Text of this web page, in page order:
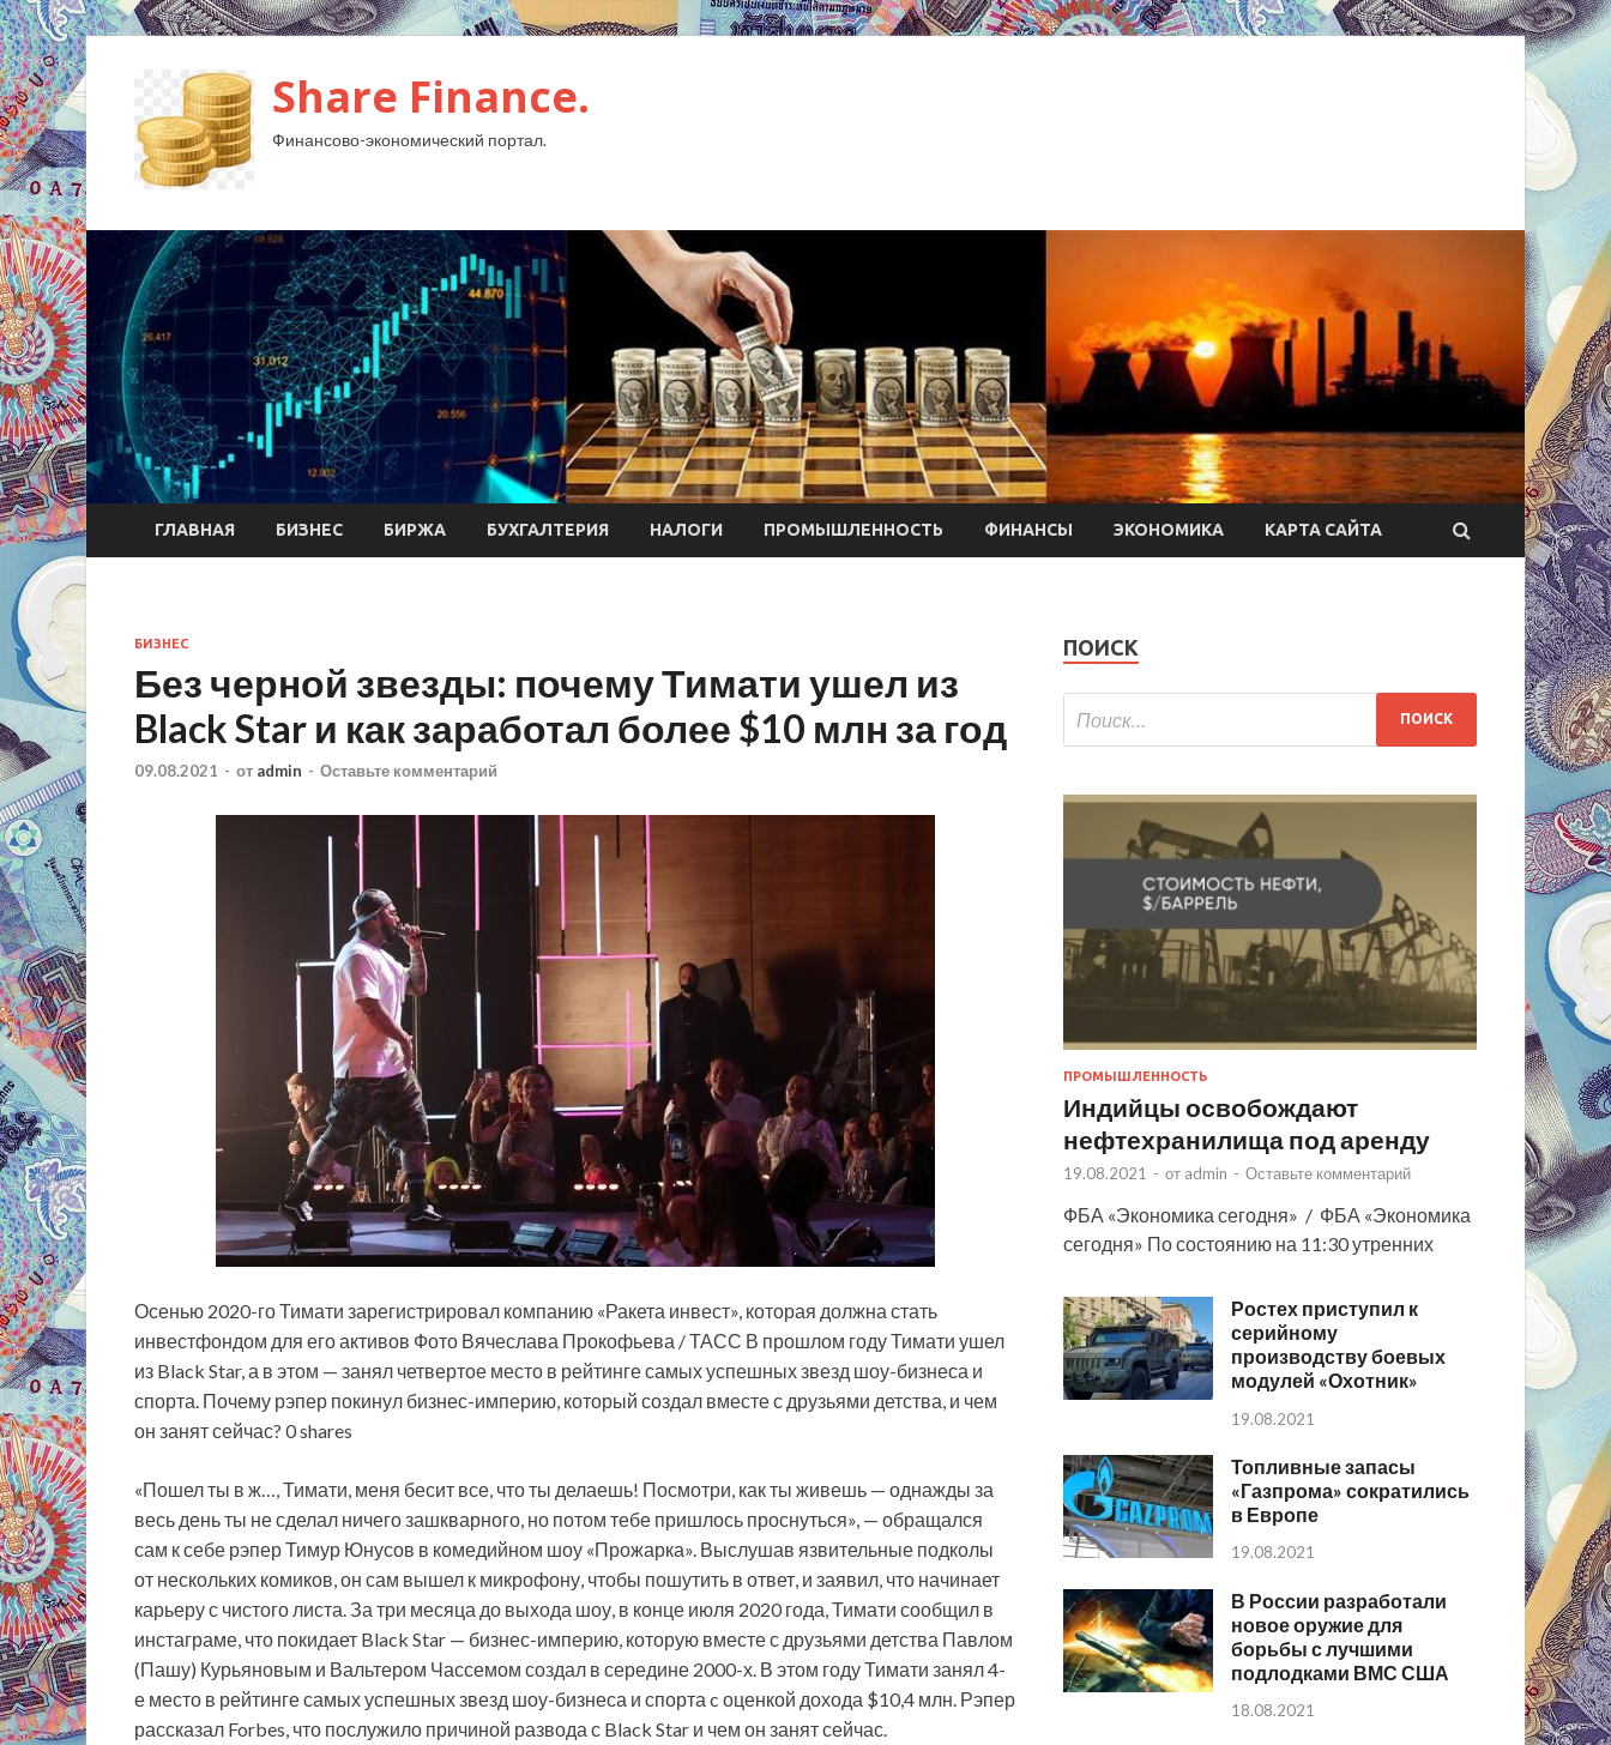
Share Finance.
Финансово-экономический портал.
ГЛАВНАЯ БИЗНЕС БИРЖА БУХГАЛТЕРИЯ НАЛОГИ ПРОМЫШЛЕННОСТЬ ФИНАНСЫ ЭКОНОМИКА КАРТА САЙТА
БИЗНЕС
Без черной звезды: почему Тимати ушел из
Black Star и как заработал более $10 млн за год
09.08.2021 - от admin - Оставьте комментарий
Осенью 2020-го Тимати зарегистрировал компанию «Ракета инвест», которая должна стать
инвестфондом для его активов Фото Вячеслава Прокофьева / ТАСС В прошлом году Тимати ушел
из Black Star, а в этом — занял четвертое место в рейтинге самых успешных звезд шоу-бизнеса и
спорта. Почему рэпер покинул бизнес-империю, который создал вместе с друзьями детства, и чем
он занят сейчас? 0 shares
«Пошел ты в ж…, Тимати, меня бесит все, что ты делаешь! Посмотри, как ты живешь — однажды за
весь день ты не сделал ничего зашкварного, но потом тебе пришлось проснуться», — обращался
сам к себе рэпер Тимур Юнусов в комедийном шоу «Прожарка». Выслушав язвительные подколы
от нескольких комиков, он сам вышел к микрофону, чтобы пошутить в ответ, и заявил, что начинает
карьеру с чистого листа. За три месяца до выхода шоу, в конце июля 2020 года, Тимати сообщил в
инстаграме, что покидает Black Star — бизнес-империю, которую вместе с друзьями детства Павлом
(Пашу) Курьяновым и Вальтером Чассемом создал в середине 2000-х. В этом году Тимати занял 4-
е место в рейтинге самых успешных звезд шоу-бизнеса и спорта c оценкой дохода $10,4 млн. Рэпер
рассказал Forbes, что послужило причиной развода с Black Star и чем он занят сейчас.
ПОИСК
ПРОМЫШЛЕННОСТЬ
Индийцы освобождают
нефтехранилища под аренду
19.08.2021 - от admin - Оставьте комментарий
ФБА «Экономика сегодня» / ФБА «Экономика
сегодня» По состоянию на 11:30 утренних
Ростех приступил к
серийному
производству боевых
модулей «Охотник»
19.08.2021
Топливные запасы
«Газпрома» сократились
в Европе
19.08.2021
В России разработали
новое оружие для
борьбы с лучшими
подлодками ВМС США
18.08.2021